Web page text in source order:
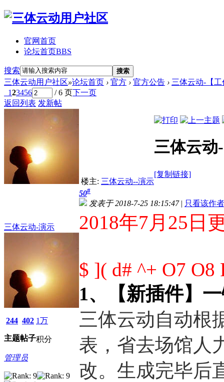
官网首页
论坛首页BBS
搜索 搜索
三体云动用户社区»论坛首页 › 官方 › 官方公告 › 三体云动-【
123456 / 6 页下一页
返回列表 发新帖
楼主: 三体云动--演示
三体云动
[复制链接]
三体云动-演示
244
主题
402
帖子
1万
积分
管理员
50#
发表于 2018-7-25 18:15:47 | 只看该作者
2018年7月25日
$ ]( d# ^+ O7 O8
1、【新插件】
三体云动自动根
表，省去场馆人
改。生成完毕后